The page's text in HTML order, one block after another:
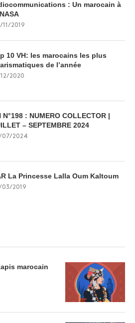
: Un marocain à
11/2019
10 VH: les marocains les plus
de l’année
2020
N°198 : NUMERO COLLECTOR |
– SEPTEMBRE 2024
07/2024
La Princesse Lalla Oum Kaltoum
03/2019
marocain